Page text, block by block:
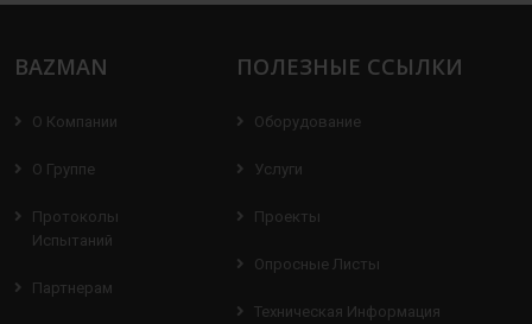
BAZMAN
О Компании
О Группе
Протоколы
Испытаний
Партнерам
ПОЛЕЗНЫЕ ССЫЛКИ
Оборудование
Услуги
Проекты
Опросные Листы
Техническая Информация